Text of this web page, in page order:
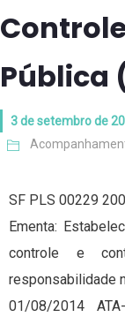
Pública
3 de setembro de
SF PLS 00229
Ementa:
controle e
responsabilidade
01/08/2014